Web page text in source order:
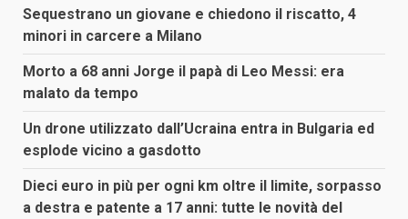
Sequestrano un giovane e chiedono il riscatto, 4
minori in carcere a Milano
Morto a 68 anni Jorge il papà di Leo Messi: era
malato da tempo
Un drone utilizzato dall’Ucraina entra in Bulgaria ed
esplode vicino a gasdotto
Dieci euro in più per ogni km oltre il limite, sorpasso
a destra e patente a 17 anni: tutte le novità del